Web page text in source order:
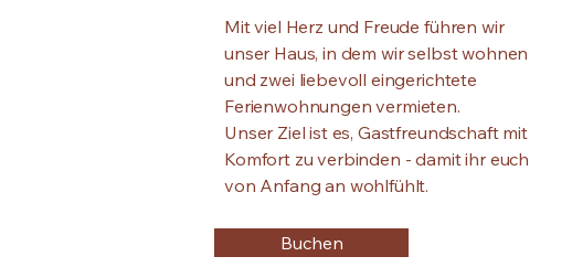
Mit viel Herz und Freude führen wir
unser Haus, in dem wir selbst wohnen
und zwei liebevoll eingerichtete
Ferienwohnungen vermieten.
Unser Ziel ist es, Gastfreundschaft mit
Komfort zu verbinden - damit ihr euch
von Anfang an wohlfühlt.
Buchen